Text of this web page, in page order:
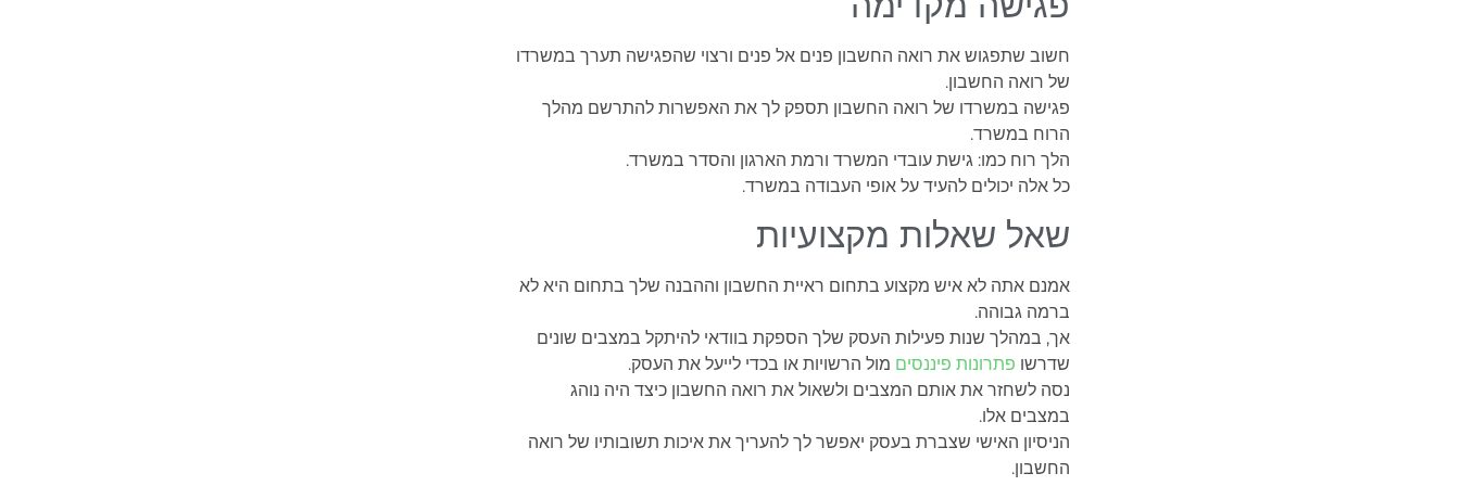
חשוב שתפגוש את רואה החשבון פנים אל פנים ורצוי שהפגישה תערך במשרדו
של רואה החשבון.
פגישה במשרדו של רואה החשבון תספק לך את האפשרות להתרשם מהלך
הרוח במשרד.
הלך רוח כמו: גישת עובדי המשרד ורמת הארגון והסדר במשרד.
כל אלה יכולים להעיד על אופי העבודה במשרד.
שאל שאלות מקצועיות
אמנם אתה לא איש מקצוע בתחום ראיית החשבון וההבנה שלך בתחום היא לא
ברמה גבוהה.
אך, במהלך שנות פעילות העסק שלך הספקת בוודאי להיתקל במצבים שונים
שדרשו פתרונות פיננסים מול הרשויות או בכדי לייעל את העסק.
נסה לשחזר את אותם המצבים ולשאול את רואה החשבון כיצד היה נוהג
במצבים אלו.
הניסיון האישי שצברת בעסק יאפשר לך להעריך את איכות תשובותיו של רואה
החשבון.